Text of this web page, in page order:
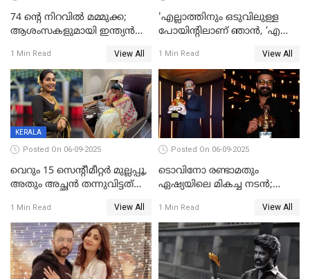
74 ന്റെ നിറവിൽ മമ്മുക്ക;
ആശംസകളുമായി ഇന്ത്യൻ
1 Min Read View All
'എല്ലാത്തിനും ഒടുവിലുള്ള
പോയിന്റിലാണ് ഞാൻ, ‘എന്‍റെ
സ്നേഹിച്ചയാള്‍ തന്നെ
വഞ്ചിച്ചുപോയി’, ലൈവ്
വിഡിയോയിൽ
പൊട്ടിക്കരഞ്ഞ് നടി
1 Min Read View All
KERALA
Posted On 06-09-2025
വെറും 15 സെന്റീമീറ്റര്‍ മുല്ലപ്പൂ,
അതും അച്ഛൻ തന്നുവിട്ടത്
ലക്ഷം രൂപ പിഴ; നവ്യ
28ദിവസത്തിനകം പിഴ
അടയ്ക്കണം
1 Min Read View All
Posted On 06-09-2025
ടൊവിനോ രണ്ടാമതും
ഏഷ്യയിലെ മികച്ച നടന്‍;
പുരസ്‌കാരം
1 Min Read View All